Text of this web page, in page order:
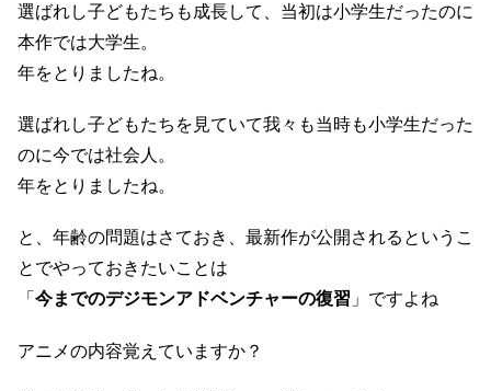
選ばれし子どもたちも成長して、当初は小学生だったのに
本作では大学生。
年をとりましたね。
選ばれし子どもたちを見ていて我々も当時も小学生だった
のに今では社会人。
年をとりましたね。
と、年齢の問題はさておき、最新作が公開されるというこ
とでやっておきたいことは
「 今までのデジモンアドベンチャーの復習 」ですよね
アニメの内容覚えていますか？